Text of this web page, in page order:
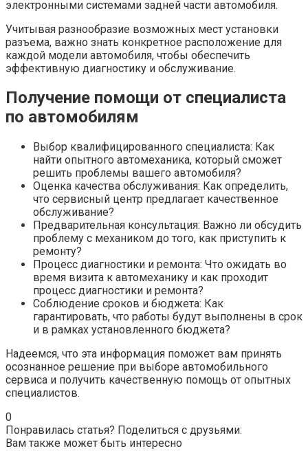
электронными системами задней части автомобиля.
Учитывая разнообразие возможных мест установки
разъема, важно знать конкретное расположение для
каждой модели автомобиля, чтобы обеспечить
эффективную диагностику и обслуживание.
Получение помощи от специалиста
по автомобилям
Выбор квалифицированного специалиста: Как
найти опытного автомеханика, который сможет
решить проблемы вашего автомобиля?
Оценка качества обслуживания: Как определить,
что сервисный центр предлагает качественное
обслуживание?
Предварительная консультация: Важно ли обсудить
проблему с механиком до того, как приступить к
ремонту?
Процесс диагностики и ремонта: Что ожидать во
время визита к автомеханику и как проходит
процесс диагностики и ремонта?
Соблюдение сроков и бюджета: Как
гарантировать, что работы будут выполнены в срок
и в рамках установленного бюджета?
Надеемся, что эта информация поможет вам принять
осознанное решение при выборе автомобильного
сервиса и получить качественную помощь от опытных
специалистов.
0
Понравилась статья? Поделиться с друзьями:
Вам также может быть интересно